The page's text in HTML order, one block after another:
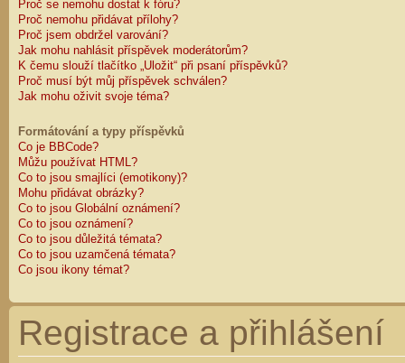
Proč se nemohu dostat k fóru?
Proč nemohu přidávat přílohy?
Proč jsem obdržel varování?
Jak mohu nahlásit příspěvek moderátorům?
K čemu slouží tlačítko „Uložit“ při psaní příspěvků?
Proč musí být můj příspěvek schválen?
Jak mohu oživit svoje téma?
Formátování a typy příspěvků
Co je BBCode?
Můžu používat HTML?
Co to jsou smajlíci (emotikony)?
Mohu přidávat obrázky?
Co to jsou Globální oznámení?
Co to jsou oznámení?
Co to jsou důležitá témata?
Co to jsou uzamčená témata?
Co jsou ikony témat?
Registrace a přihlášení